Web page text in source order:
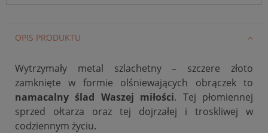
OPIS PRODUKTU
Wytrzymały metal szlachetny – szczere złoto
zamknięte w formie olśniewających obrączek to
namacalny ślad Waszej miłości. Tej płomiennej
sprzed ołtarza oraz tej dojrzałej i troskliwej w
codziennym życiu.